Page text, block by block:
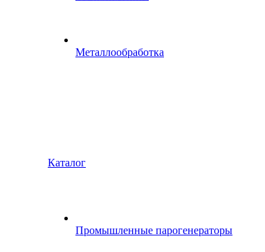
Металлообработка
Каталог
Промышленные парогенераторы